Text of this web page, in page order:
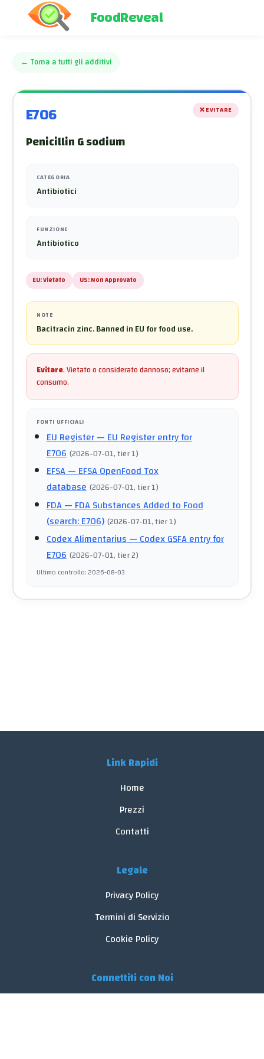
FoodReveal
← Torna a tutti gli additivi
E706 ❌EVITARE
Penicillin G sodium
CATEGORIA
Antibiotici
FUNZIONE
Antibiotico
EU:Vietato US:Non Approvato
NOTE
Bacitracin zinc. Banned in EU for food use.
Evitare.Vietato o considerato dannoso; evitarne il
consumo.
FONTI UFFICIALI
EU Register— EU Register entry for
E706 (2026-07-01, tier 1)
EFSA— EFSA OpenFood Tox
database (2026-07-01, tier 1)
FDA— FDA Substances Added to Food
(search: E706) (2026-07-01, tier 1)
Codex Alimentarius— Codex GSFA entry for
E706 (2026-07-01, tier 2)
Ultimo controllo:2026-08-03
Link Rapidi
Home
Prezzi
Contatti
Legale
Privacy Policy
Termini di Servizio
Cookie Policy
Connettiti con Noi